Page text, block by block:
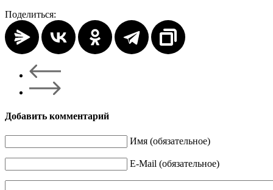
Поделиться:
Добавить комментарий
Имя (обязательное)
E-Mail (обязательное)